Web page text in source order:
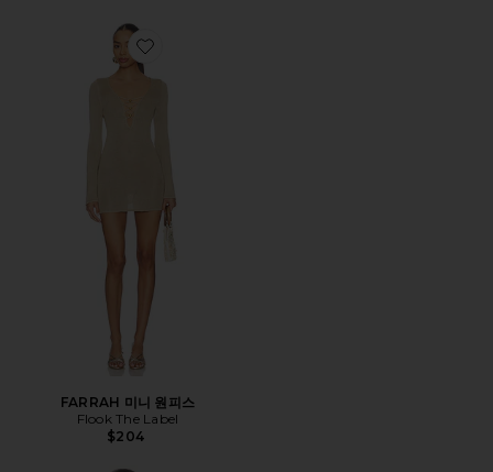
Favorite FARRAH 미니 원피스
FARRAH 미니 원피스
Flook The Label
$204